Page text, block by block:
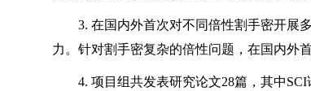
3. 在国内外首次对不同倍性割手密开展
力。针对割手密复杂的倍性问题，在国内外
4. 项目组共发表研究论文28篇，其中